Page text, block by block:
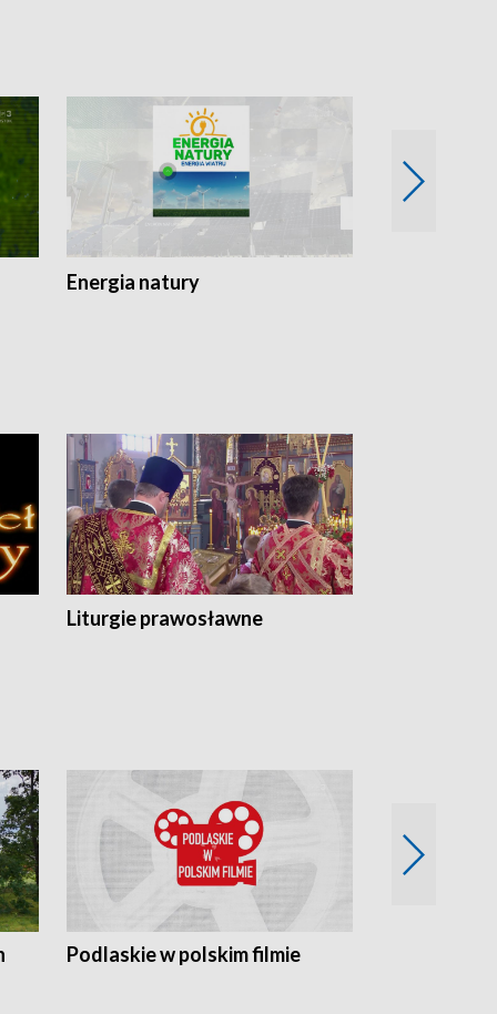
Energia natury
Liturgie prawosławne
Podlaskie w polskim filmie